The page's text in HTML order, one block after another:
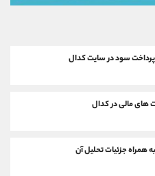
سود در سایت کدال
مالی در کدال
همراه جزئیات تحلیل آن